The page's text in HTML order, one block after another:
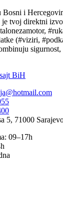
Bosni i
tvoj direktni
(#viziri,
sigurnost,
5, 71000
09–17h